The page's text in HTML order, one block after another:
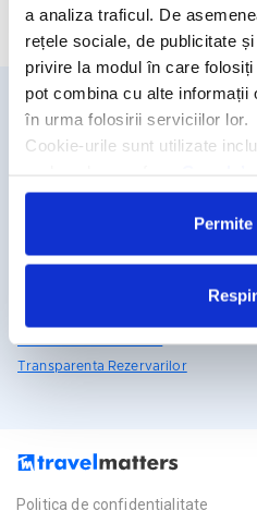
a analiza traficul. De
rețele sociale, de publicitate
privire la modul în care
pot combina cu alte informații
în urma folosirii serviciilor lor.
Cookie-urile sunt utilizate
Permite
Cere oferta personalizata
Detalii si rezervari
rezervari@travelmatters.ro
Transparenta Rezervarilor
Politica de confidentialitate